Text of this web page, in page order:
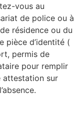
vous au
de police ou à
résidence ou du
pièce d’identité (
permis de
pour remplir
attestation sur